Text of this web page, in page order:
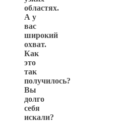
областях.
А у
вас
широкий
охват.
Как
это
так
получилось?
Вы
долго
себя
искали?